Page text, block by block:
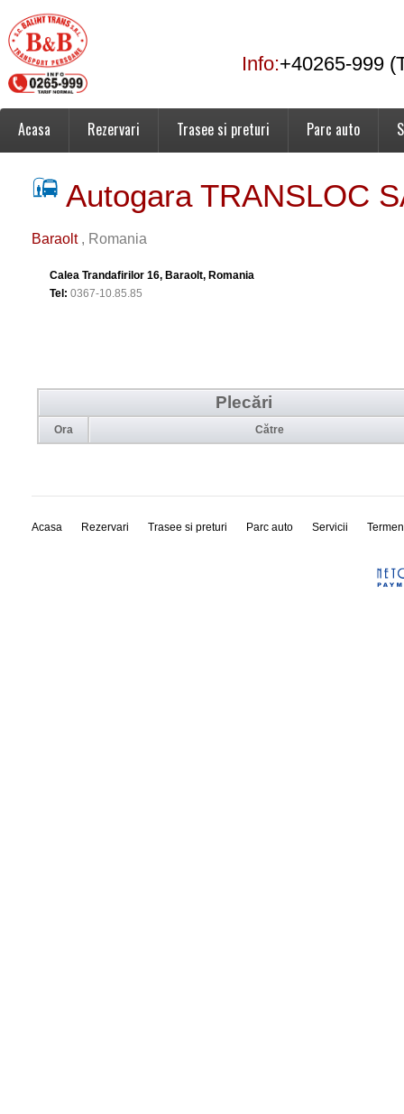
Info:+40265-999
Acasa Rezervari Trasee si preturi Parc auto
Autogara TRANSLOC
Baraolt , Romania
Calea Trandafirilor 16, Baraolt, Romania
Tel: 0367-10.85.85
Plecări
Ora Către
Acasa Rezervari Trasee si preturi Parc auto Servicii